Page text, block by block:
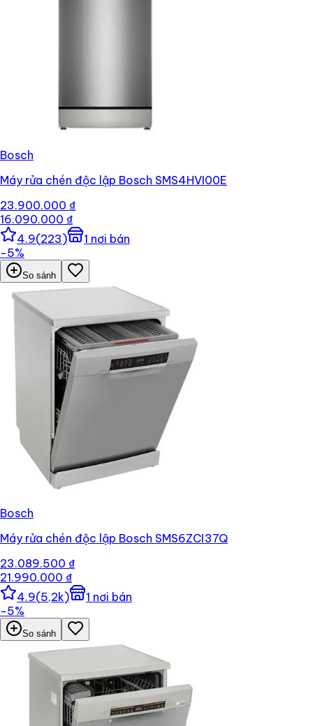
Bosch
Máy rửa chén độc lập Bosch SMS4HVI00E
23.900.000 ₫
16.090.000 ₫
4.9(223) 1 nơi bán
−5%
So sánh
Bosch
Máy rửa chén độc lập Bosch SMS6ZCI37Q
23.089.500 ₫
21.990.000 ₫
4.9(5,2k) 1 nơi bán
−5%
So sánh